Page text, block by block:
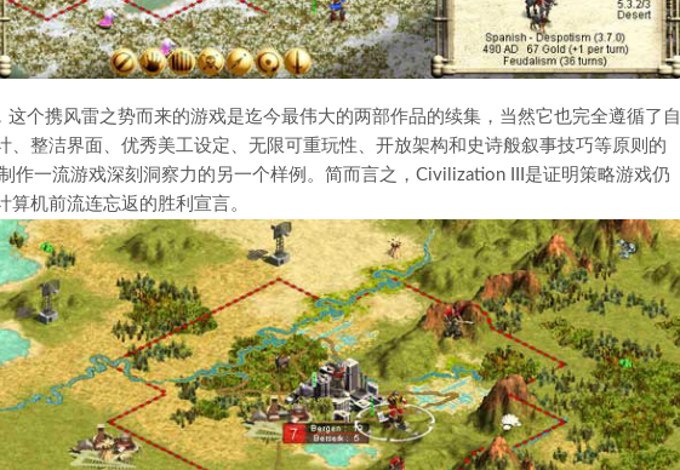
这个携风雷之势而来的游戏是迄今最伟大的两部作品的续集，当然它也完全遵循了自
、整洁界面、优秀美工设定、无限可重玩性、开放架构和史诗般叙事技巧等原则的
作一流游戏深刻洞察力的另一个样例。简而言之，Civilization III是证明策略游戏仍
机前流连忘返的胜利宣言。